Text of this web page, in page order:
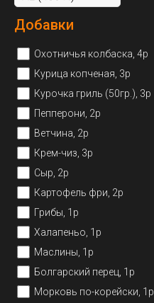
Добавки
Охотничья колбаска, 4р
Курица копченая, 3р
Курочка гриль (50гр.), 3р
Пепперони, 2р
Ветчина, 2р
Крем-чиз, 3р
Сыр, 2р
Картофель фри, 2р
Грибы, 1р
Халапеньо, 1р
Маслины, 1р
Болгарский перец, 1р
Морковь по-корейски, 1р